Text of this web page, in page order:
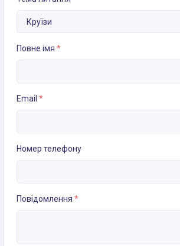
Повне імя *
Email *
Номер телефону
Повідомлення *